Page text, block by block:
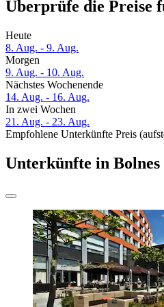
Überprüfe die Preise
Heute
8. Aug. - 9. Aug.
Morgen
9. Aug. - 10. Aug.
Nächstes Wochenende
14. Aug. - 16. Aug.
In zwei Wochen
21. Aug. - 23. Aug.
Empfohlene Unterkünfte Preis
Unterkünfte in Bolnes